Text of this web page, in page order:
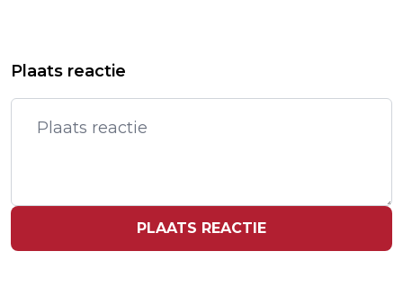
VERRIJKT URANIUM IN IRAN
JOURNALISTEN DOOR POLITIE
WEGGESTUURD BIJ ACTIE XR
Plaats reactie
PLAATS REACTIE